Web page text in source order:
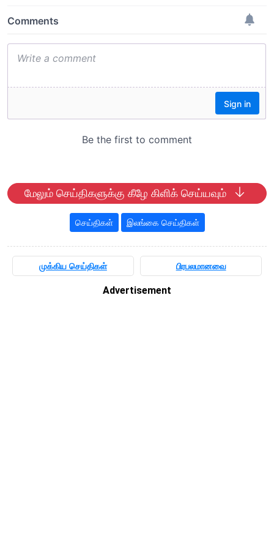
மேலும் செய்திகளுக்கு கீழே கிளிக் செய்யவும்
செய்திகள் இலங்கை செய்திகள்
முக்கிய செய்திகள் பிரபலமானவை
Advertisement